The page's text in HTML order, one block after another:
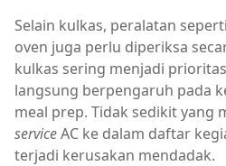
Selain kulkas, peralatan
oven juga perlu diperiksa
kulkas sering menjadi
langsung berpengaruh pada
meal prep. Tidak sedikit yang
serviceAC ke dalam daftar
terjadi kerusakan mendadak.